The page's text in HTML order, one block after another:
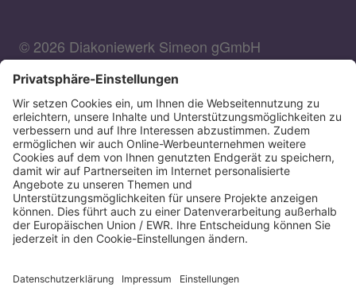
© 2026 Diakoniewerk Simeon gGmbH
DIAKONIEWERK SIMEON GGMBH
Bank für Kirche und Diakonie
IBAN: DE90350601900000030007